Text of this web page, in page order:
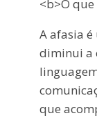
<b>O
A afasia
diminui a
que